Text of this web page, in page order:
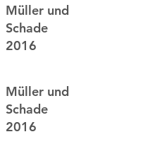
Müller und
Schade
2016
Müller und
Schade
2016